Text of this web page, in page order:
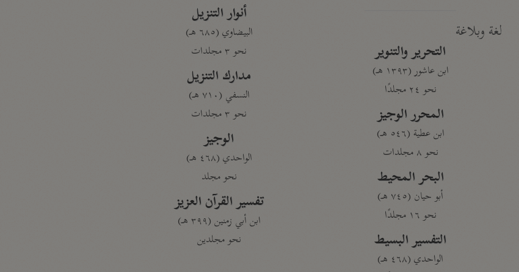
لغة وبلاغة
التحرير والتنوير
ابن عاشور (١٣٩٣ هـ)
نحو ٢٤ مجلدًا
المحرر الوجيز
ابن عطية (٥٤٦ هـ)
نحو ٨ مجلدات
البحر المحيط
أبو حيان (٧٤٥ هـ)
نحو ١٦ مجلدًا
التفسير البسيط
الواحدي (٤٦٨ هـ)
أنوار التنزيل
البيضاوي (٦٨٥ هـ)
نحو ٣ مجلدات
مدارك التنزيل
النسفي (٧١٠ هـ)
نحو ٣ مجلدات
الوجيز
الواحدي (٤٦٨ هـ)
نحو مجلد
تفسير القرآن العزيز
ابن أبي زمنين (٣٩٩ هـ)
نحو مجلدين